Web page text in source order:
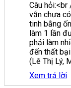
Câu
vẫn chưa
tinh bằng
làm 1 lần
phải làm
đến thất
(Lê Thị Lý,
Xem trả lời